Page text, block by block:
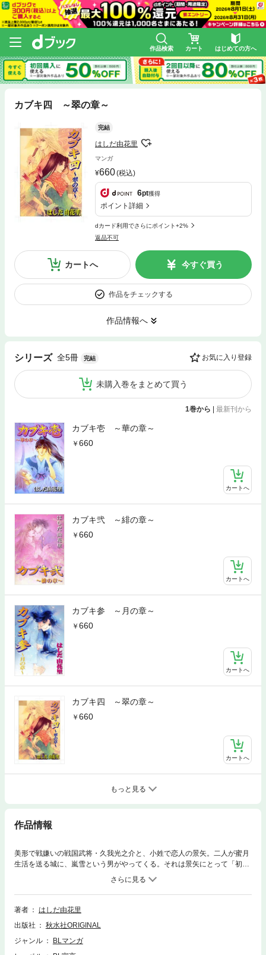
作品検索 カート はじめての方へ
カブキ四 ～翠の章～
完結
はしだ由花里
マンガ
660(税込)
6pt獲得
ポイント詳細
dカード利用でさらにポイント+2%
返品不可
カートへ 今すぐ買う
作品をチェックする
作品情報へ
シリーズ 全5冊 完結 お気に入り登録
未購入巻をまとめて買う
1巻から 最新刊から
カブキ壱 ～華の章～
660
カートへ
カブキ弐 ～緋の章～
660
カートへ
カブキ参 ～月の章～
660
カートへ
カブキ四 ～翠の章～
660
カートへ
もっと見る
作品情報
美形で戦嫌いの戦国武将・久我光之介と、小姓で恋人の景矢。二人が蜜月
生活を送る城に、嵐雪という男がやってくる。それは景矢にとって「初め
て」の相手との再会だった。冷静沈着な景矢の思わぬ動揺ぶりに、不安に
駆られる光之介。景矢の過去を知る嵐雪の言葉が、さらに追い打ちをかけ
て…？ 主従の愛に危機…！？
著者
はしだ由花里
出版社
秋水社ORIGINAL
ジャンル
BLマンガ